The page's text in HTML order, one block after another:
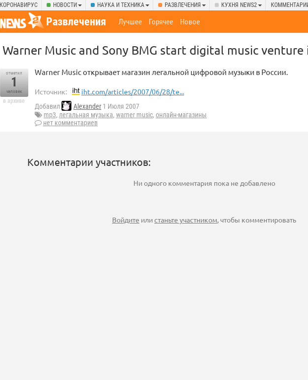
КОРОНАВИРУС НОВОСТИ НАУКА И ТЕХНИКА РАЗВЛЕЧЕНИЯ КУХНЯ NEWS2
Развлечения Лучшее Горячее Новое
Warner Music and Sony BMG start digital music venture
отметил
1
человек
в архиве
Warner Music открывает магазин легальной цифровой музыки в России.
Источник: iht.com/articles/2007/06/28/te...
Добавил Alexander 1 Июля 2007
mp3, легальная музыка, warner music, онлайн-магазины
нет комментариев
Комментарии участников:
Ни одного комментария пока не добавлено
Войдите илистаньте участником, чтобы комментировать